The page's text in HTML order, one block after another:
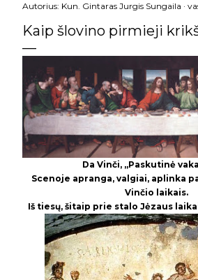
Autorius: Kun. Gintaras Jurgis Sungaila
Kaip šlovino pirmieji
Da Vinči, „Paskutinė
Scenoje apranga, valgiai, aplinka
Vinčio laikais.
Iš tiesų, šitaip prie stalo Jėzaus